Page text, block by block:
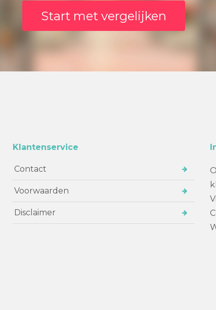
Start met vergelijken
Klantenservice
Contact
Voorwaarden
Disclaimer